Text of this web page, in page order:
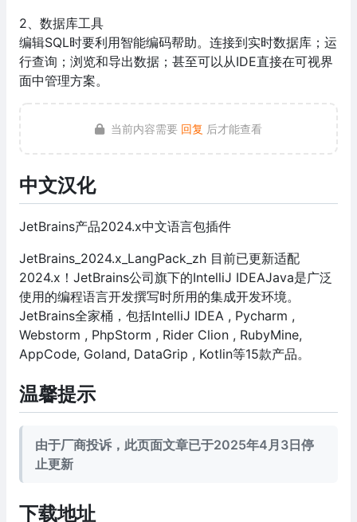
2、数据库工具
编辑SQL时要利用智能编码帮助。连接到实时数据库；运
行查询；浏览和导出数据；甚至可以从IDE直接在可视界
面中管理方案。
当前内容需要 回复 后才能查看
中文汉化
JetBrains产品2024.x中文语言包插件
JetBrains_2024.x_LangPack_zh 目前已更新适配
2024.x！JetBrains公司旗下的IntelliJ IDEAJava是广泛
使用的编程语言开发撰写时所用的集成开发环境。
JetBrains全家桶，包括IntelliJ IDEA , Pycharm ,
Webstorm , PhpStorm , Rider Clion , RubyMine,
AppCode, Goland, DataGrip , Kotlin等15款产品。
温馨提示
由于厂商投诉，此页面文章已于2025年4月3日停
止更新
下载地址